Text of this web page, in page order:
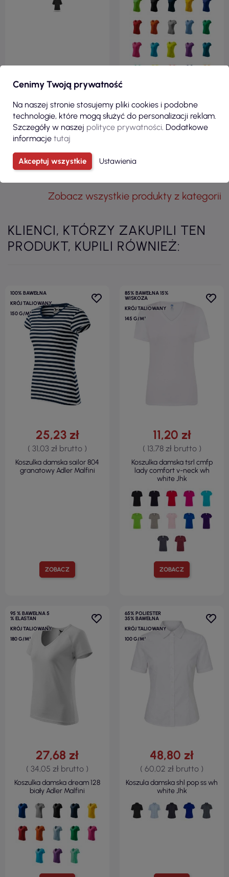
ZOBACZ
Zobacz wszystkie produkty z kategorii
KLIENCI, KTÓRZY ZAKUPILI TEN
PRODUKT, KUPILI RÓWNIEŻ:
100% BAWEŁNA
KRÓJ TALIOWANY
150 G/M²
ZOBACZ
25,23 zł
( 31,03 zł brutto )
Koszulka damska sailor 804
granatowy Adler Malfini
85% BAWEŁNA 15%
WISKOZA
KRÓJ TALIOWANY
145 G/M²
ZOBACZ
11,20 zł
( 13,78 zł brutto )
Koszulka damska tsrl cmfp
lady comfort v-neck wh
white Jhk
95 % BAWEŁNA 5
% ELASTAN
KRÓJ TALIOWANY
180 G/M²
27,68 zł
( 34,05 zł brutto )
Koszulka damska dream 128
biały Adler Malfini
65% POLIESTER
35% BAWEŁNA
KRÓJ TALIOWANY
100 G/M²
48,80 zł
( 60,02 zł brutto )
Koszula damska shl pop ss wh
white Jhk
Cenimy Twoją prywatność
Na naszej stronie stosujemy pliki cookies i podobne
technologie, które mogą służyć do personalizacji reklam.
Szczegóły w naszej polityce prywatności. Dodatkowe
informacje tutaj
Akceptuj wszystkie Ustawienia